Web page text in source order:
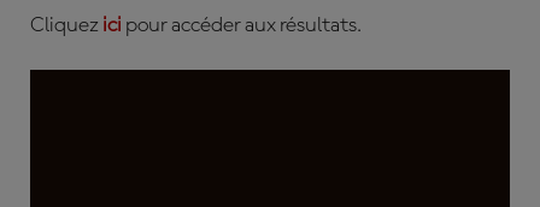
Cliquez ici pour accéder aux résultats.